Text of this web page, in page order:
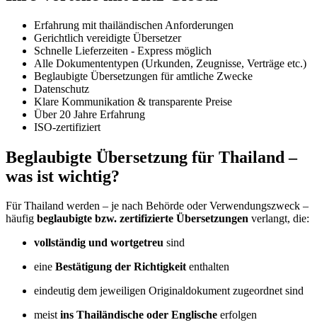
Erfahrung mit thailändischen Anforderungen
Gerichtlich vereidigte Übersetzer
Schnelle Lieferzeiten - Express möglich
Alle Dokumententypen (Urkunden, Zeugnisse, Verträge etc.)
Beglaubigte Übersetzungen für amtliche Zwecke
Datenschutz
Klare Kommunikation & transparente Preise
Über 20 Jahre Erfahrung
ISO-zertifiziert
Beglaubigte Übersetzung für Thailand –
was ist wichtig?
Für Thailand werden – je nach Behörde oder Verwendungszweck –
häufig beglaubigte bzw. zertifizierte Übersetzungen verlangt, die:
vollständig und wortgetreu sind
eine Bestätigung der Richtigkeitenthalten
eindeutig dem jeweiligen Originaldokument zugeordnet sind
meistins Thailändische oder Englische erfolgen